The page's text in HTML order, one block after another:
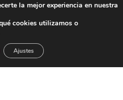
la mejor experiencia en nuestra
cookies utilizamos o
Ajustes